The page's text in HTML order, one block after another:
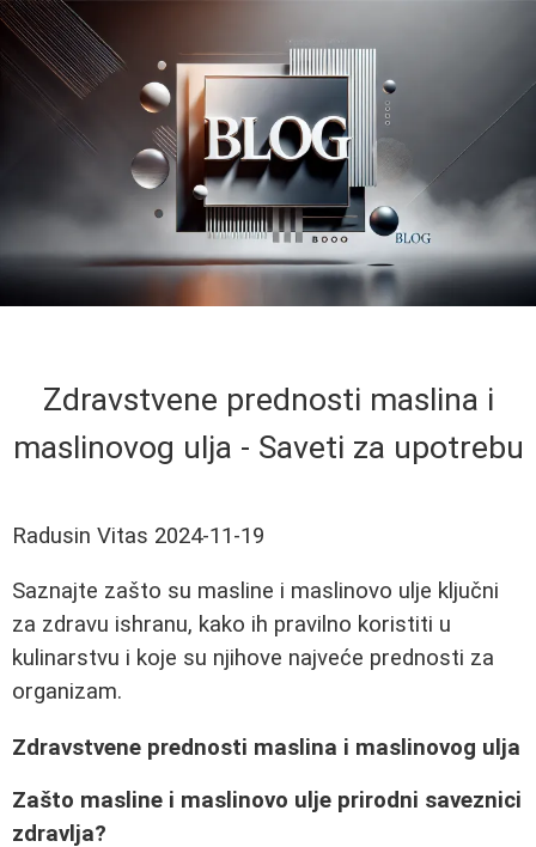
Zdravstvene prednosti maslina i
maslinovog ulja - Saveti za upotrebu
Radusin Vitas 2024-11-19
Saznajte zašto su masline i maslinovo ulje ključni
za zdravu ishranu, kako ih pravilno koristiti u
kulinarstvu i koje su njihove najveće prednosti za
organizam.
Zdravstvene prednosti maslina i maslinovog ulja
Zašto masline i maslinovo ulje prirodni saveznici
zdravlja?